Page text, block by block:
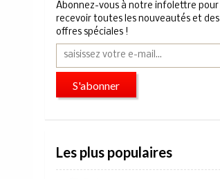
Abonnez-vous à notre infolettre pour
recevoir toutes les nouveautés et des
offres spéciales !
S'abonner
Les plus populaires